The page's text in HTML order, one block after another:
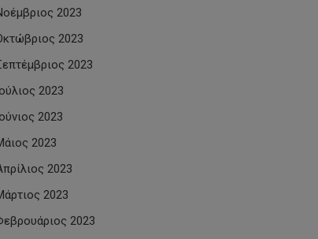
2023
2023
2023
2023
2023
2023
2023
2023
2023